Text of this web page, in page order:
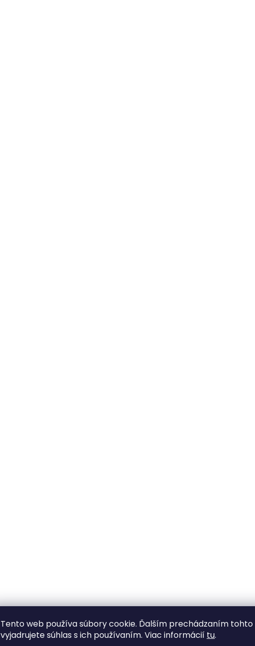
Tento web používa súbory cookie. Ďalším prechádzaním tohto
vyjadrujete súhlas s ich používaním. Viac informácií tu.